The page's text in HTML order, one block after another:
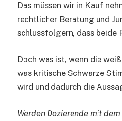
Das müssen wir in Kauf
rechtlicher Beratung und
schlussfolgern, dass beide
Doch was ist, wenn die
was kritische Schwarze
wird und dadurch die
Werden Dozierende mit